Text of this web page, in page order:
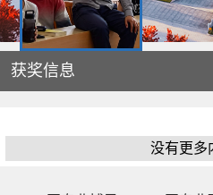
获奖信息
没有更多